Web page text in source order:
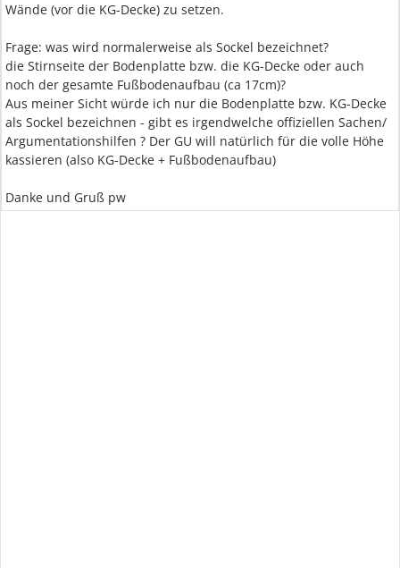
Wände (vor die KG-Decke) zu setzen.
Frage: was wird normalerweise als Sockel bezeichnet?
die Stirnseite der Bodenplatte bzw. die KG-Decke oder auch
noch der gesamte Fußbodenaufbau (ca 17cm)?
Aus meiner Sicht würde ich nur die Bodenplatte bzw. KG-Decke
als Sockel bezeichnen - gibt es irgendwelche offiziellen Sachen/
Argumentationshilfen ? Der GU will natürlich für die volle Höhe
kassieren (also KG-Decke + Fußbodenaufbau)
Danke und Gruß pw